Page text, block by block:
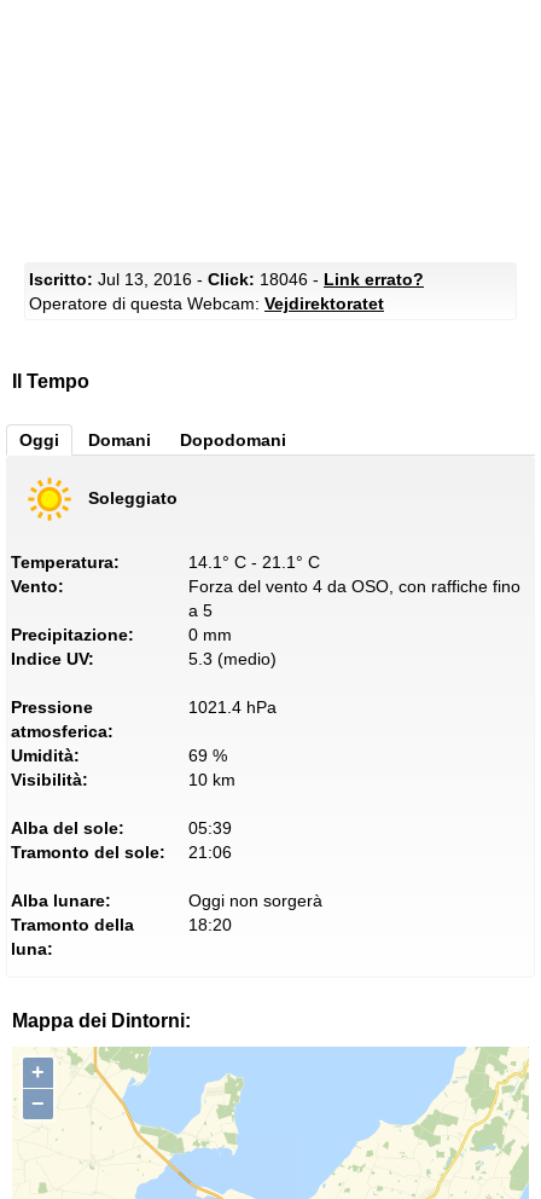
Iscritto: Jul 13, 2016 - Click: 18046 - Link errato?
Operatore di questa Webcam: Vejdirektoratet
Il Tempo
Oggi Domani Dopodomani
Soleggiato
Temperatura:
14.1° C - 21.1° C
Vento:
Forza del vento 4 da OSO, con raffiche fino
a 5
Precipitazione:
0 mm
Indice UV:
5.3 (medio)
Pressione
atmosferica:
1021.4 hPa
Umidità:
69 %
Visibilità:
10 km
Alba del sole:
05:39
Tramonto del sole:
21:06
Alba lunare:
Oggi non sorgerà
Tramonto della
luna:
18:20
Mappa dei Dintorni:
+
−